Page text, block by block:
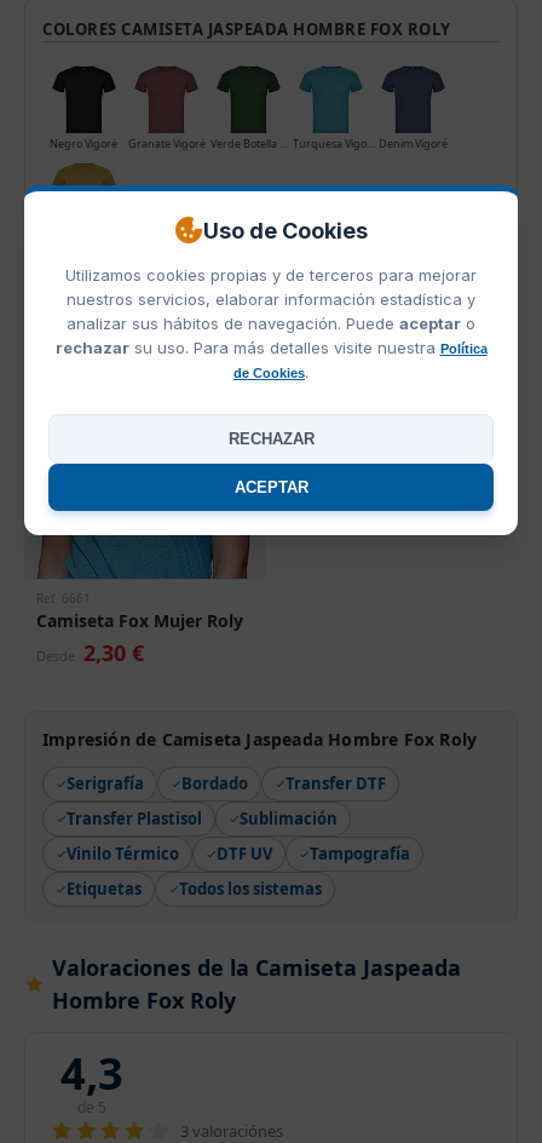
Uso de Cookies
Utilizamos cookies propias y de terceros para mejorar
nuestros servicios, elaborar información estadística y
analizar sus hábitos de navegación. Puede aceptar o
rechazarsu uso. Para más detalles visite nuestra Política
de Cookies.
RECHAZAR
ACEPTAR
COLORES CAMISETA JASPEADA HOMBRE FOX ROLY
Negro Vigoré Granate Vigoré Verde Botella Vigoré Turquesa Vigoré Denim Vigoré
PRODUCTOS RELACIONADOS
Ref. 6661
Camiseta Fox Mujer Roly
Desde 2,30 €
Impresión de Camiseta Jaspeada Hombre Fox Roly
Serigrafía Bordado
Transfer DTF
Transfer Plastisol
Sublimación
Vinilo Térmico
DTF UV
Tampografía
Etiquetas
Todos los sistemas
Valoraciones de la Camiseta Jaspeada
Hombre Fox Roly
4,3
de 5
3 valoraciónes